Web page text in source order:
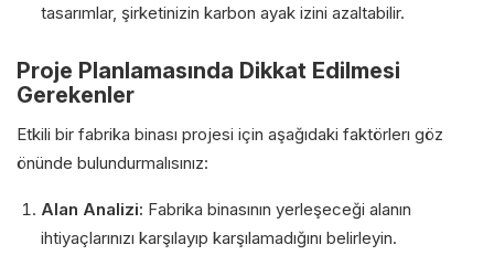
tasarımlar, şirketinizin karbon ayak izini azaltabilir.
Proje Planlamasında Dikkat Edilmesi
Gerekenler
Etkili bir fabrika binası projesi için aşağıdaki faktörlerı göz
önünde bulundurmalısınız:
Alan Analizi: Fabrika binasının yerleşeceği alanın
ihtiyaçlarınızı karşılayıp karşılamadığını belirleyin.